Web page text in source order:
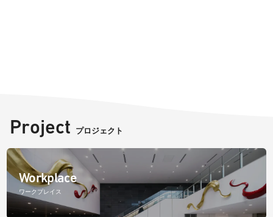
Project プロジェクト
Workplace
ワークプレイス